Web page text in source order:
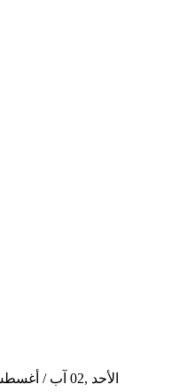
GMT 11:08 2026 الأحد ,02 آب / أغسطس